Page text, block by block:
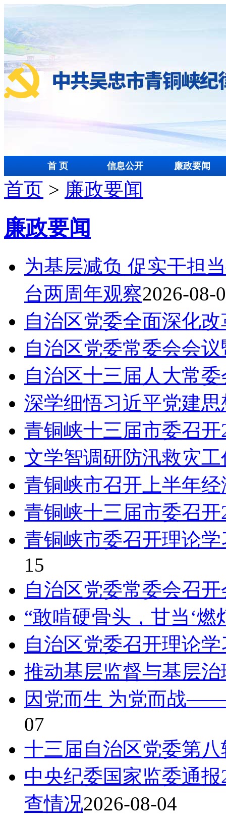
首 页 信息公开 廉政要闻
首页 > 廉政要闻
廉政要闻
为基层减负 促实干担
台两周年观察2026-08-
自治区党委全面深化
自治区党委常委会会
自治区十三届人大常
深学细悟习近平党建
青铜峡十三届市委召
文学智调研防汛救灾工
青铜峡市召开上半年
青铜峡十三届市委召
青铜峡市委召开理论
15
自治区党委常委会召
“敢啃硬骨头，甘当‘燃
自治区党委召开理论
推动基层监督与基层
因党而生 为党而战——
07
十三届自治区党委第
中央纪委国家监委通
查情况2026-08-04